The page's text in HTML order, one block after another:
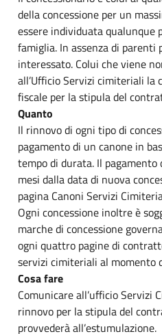
della concessione per un
essere individuata qualunque
famiglia. In assenza di parenti
interessato. Colui che viene
all’Ufficio Servizi cimiteriali la
fiscale per la stipula del
Quanto
Il rinnovo di ogni tipo di
pagamento di un canone in
tempo di durata. Il
mesi dalla data di nuova
pagina Canoni Servizi
Ogni concessione inoltre è
marche di concessione
ogni quattro pagine di
servizi cimiteriali al momento
Cosa fare
Comunicare all’ufficio Servizi
rinnovo per la stipula del
provvederà all’estumulazione.